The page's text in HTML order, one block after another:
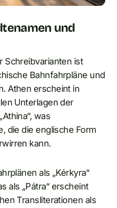
und
Schreibvarianten ist
Bahnfahrpläne und
Athen erscheint in
Unterlagen der
was
die die englische Form
kann.
als „Kérkyra“
als „Pátra“ erscheint
Transliterationen als